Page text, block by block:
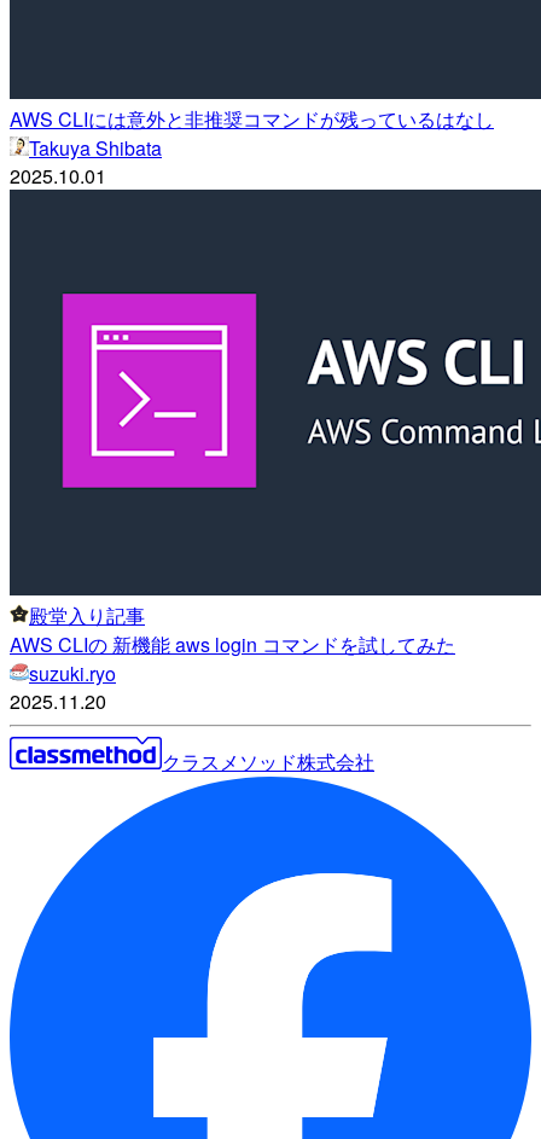
AWS CLIには意外と非推奨コマンドが残っているはなし
Takuya Shibata
2025.10.01
殿堂入り記事
AWS CLIの 新機能 aws login コマンドを試してみた
suzuki.ryo
2025.11.20
クラスメソッド株式会社